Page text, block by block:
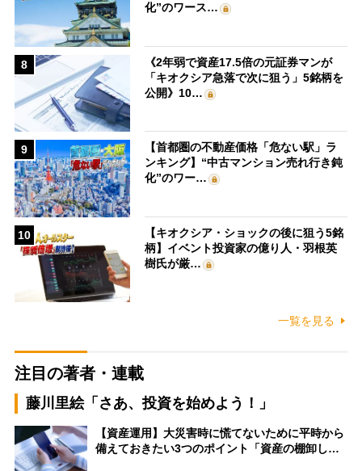
化”のワース…
8
《2年弱で資産17.5倍の元証券マンが
「キオクシア急落で次に狙う」5銘柄を
公開》10…
9
【首都圏の不動産価格「危ない駅」ラ
ンキング】“中古マンション売れ行き鈍
化”のワー…
10
【キオクシア・ショックの後に狙う5銘
柄】イベント投資家の億り人・羽根英
樹氏が厳…
一覧を見る
注目の著者・連載
藤川里絵「さあ、投資を始めよう！」
【資産運用】大災害時に慌てないために平時から
備えておきたい3つのポイント「資産の棚卸し…